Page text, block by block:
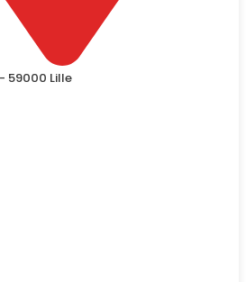
59000 Lille